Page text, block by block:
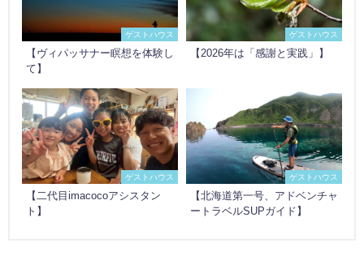
ゲストハウス
【ヴィパッサナー瞑想を体験し
て】
ゲストハウス
【2026年は「感謝と実践」】
ゲストハウス
【二代目imacocoアシスタン
ト】
ゲストハウス
【北海道第一号、アドベンチャ
ートラベルSUPガイド】